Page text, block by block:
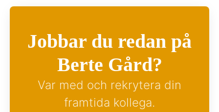
Jobbar du redan på
Berte Gård?
Var med och rekrytera din
framtida kollega.